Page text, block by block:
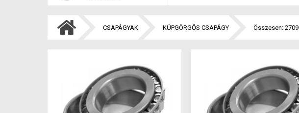
CSAPÁGYAK KÚPGÖRGŐS CSAPÁGY Összesen: 2709